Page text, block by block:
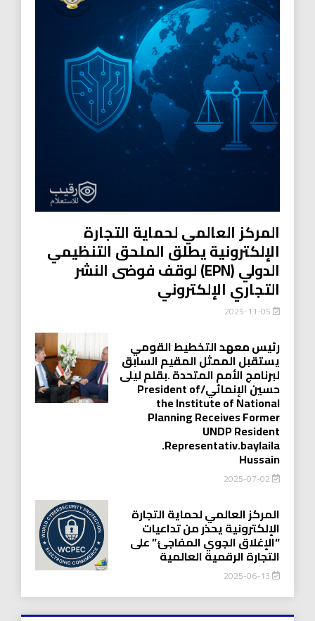
المركز العالمي لحماية التجارة
الإلكترونية يطلق الملحق التنظيمي
الدولي (EPN) لوقف فوضى النشر
التجاري الإلكتروني
رئيس معهد التخطيط القومي
يستقبل الممثل المقيم السابق
لبرنامج الأمم المتحدة .بقلم ليلى
حسين الإنمائي/President of
the Institute of National
Planning Receives Former
UNDP Resident
.Representativ.baylaila
Hussain
2025-07-02
المركز العالمي لحماية التجارة
الإلكترونية يحذر من تداعيات
“الإغلاق الجوي المفاجئ” على
التجارة الرقمية العالمية
2025-06-13